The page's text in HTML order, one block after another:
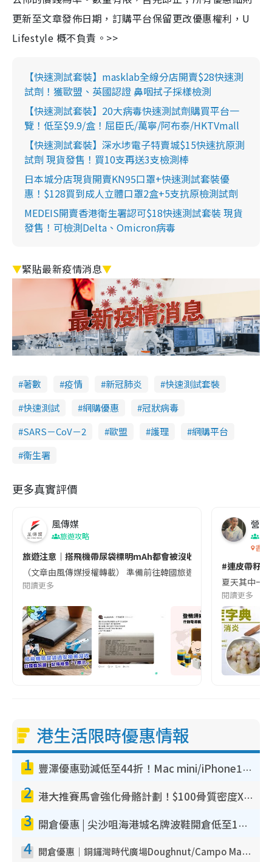
更新至文章發佈日期，訂購平台保留更改優惠權利，U
Lifestyle 概不負責。>>
【快速測試套裝】masklab全線分店開賣$28快速測
試劑！獲歐盟、英國認證 鼻咽拭子採樣檢測
【快速測試套裝】20大病毒快速測試劑購買平台一
覽！低至$9.9/盒！屈臣氏/萬寧/阿布泰/HKTVmall
【快速測試套裝】深水埗電子特賣城$15快速抗原測
試劑 現貨發售！買10支再送3支檢測棒
日本城分店現貨開賣KN95口罩+快速測試套裝優
惠！$128買到成人立體口罩2盒+5支抗原檢測試劑
MEDEIS開賣香港衛生署認可$18快速測試套裝 現貨
發售！可檢測Delta、Omicron病毒
▼緊貼最新疫情消息▼
著數 疫情 新冠肺炎
快速測試套裝
快速測試
網購優惠
冠狀病毒
SARS－CoV－2
歐盟 護理
網購平台
衞生署
更多真實評價
風傳媒
旅遊攻略
旅遊注意｜搭飛機帶尿袋標明mAh都會被沒收😱出發前切記檢查
（文章由風傳媒授權轉載） 準備前往韓國旅遊的民眾，近期要
閱讀更多
營養
香港
#連皮帶籽
夏天其中一
閱讀更多
港生活限時優惠情報
1 豐澤優惠勁減低至44折！Mac mini/iPhone17Pro大減價！廚房家電$220起
2 港大推賽馬會強化骨骼計劃！$100骨質密度X光檢查 完成免費運動訓練送超市禮券！附參加資格
3 開倉優惠 | 尖沙咀海港城名牌波鞋開倉低至1折！On鞋$899起／Joy&Peace鞋履$98起
4 開倉優惠｜銅鑼灣時代廣場Doughnut/Campo Marzio開倉低至1折！背囊、書包、手袋劈價$200起